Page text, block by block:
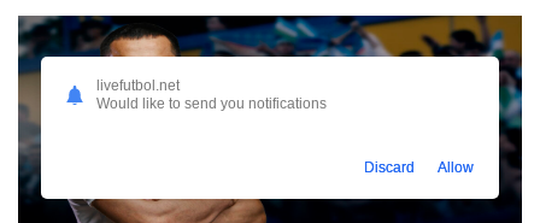
livefutbol.net
Would like to send you notifications
Discard Allow